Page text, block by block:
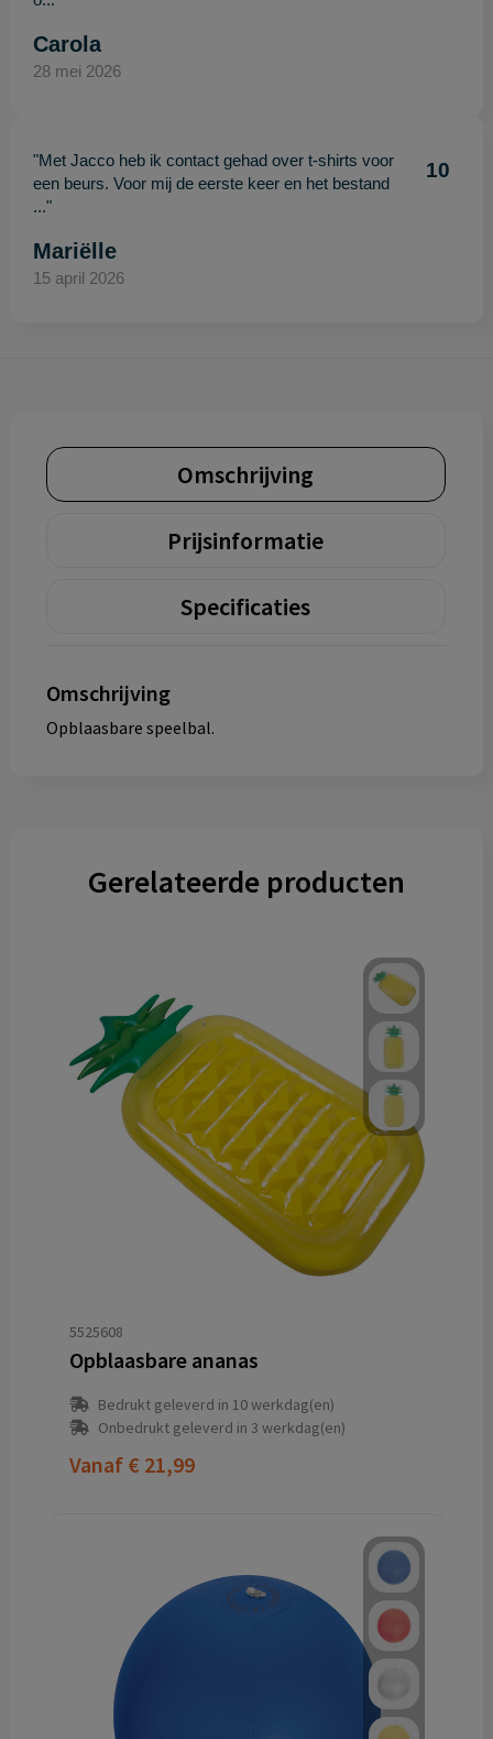
Carola
28 mei 2026
"Met Jacco heb ik contact gehad over t-shirts voor
een beurs. Voor mij de eerste keer en het bestand
..."
10
Mariëlle
15 april 2026
Omschrijving
Prijsinformatie
Specificaties
Omschrijving
Opblaasbare speelbal.
Gerelateerde producten
5525608
Opblaasbare ananas
Bedrukt geleverd in 10 werkdag(en)
Onbedrukt geleverd in 3 werkdag(en)
Vanaf € 21,99